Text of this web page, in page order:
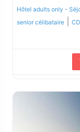
Hôtel adults only -
senior célibataire|